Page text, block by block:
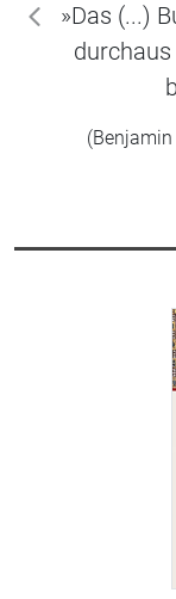
»Das (...)
(Benjamin
zurück